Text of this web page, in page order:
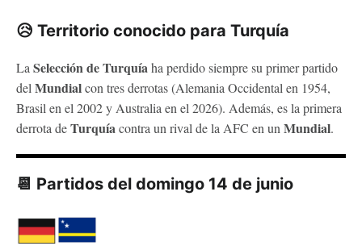
😥 Territorio conocido para Turquía
LaSelección de Turquíaha perdido siempre su primer partido
delMundialcon tres derrotas (Alemania Occidental en 1954,
Brasil en el 2002 y Australia en el 2026). Además, es la primera
derrota deTurquíacontra un rival de la AFC en unMundial.
📆 Partidos del domingo 14 de junio